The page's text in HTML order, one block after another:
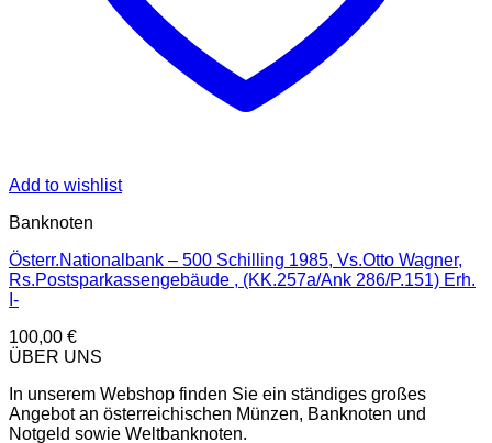
Add to wishlist
Banknoten
Österr.Nationalbank – 500 Schilling 1985, Vs.Otto Wagner,
Rs.Postsparkassengebäude , (KK.257a/Ank 286/P.151) Erh.
I-
100,00 €
ÜBER UNS
In unserem Webshop finden Sie ein ständiges großes
Angebot an österreichischen Münzen, Banknoten und
Notgeld sowie Weltbanknoten.